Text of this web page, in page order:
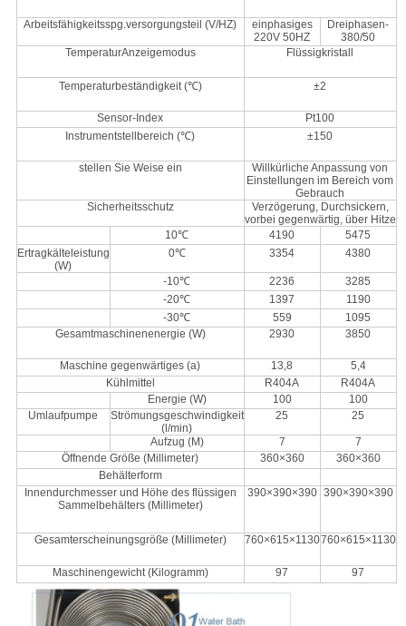
Arbeitsfähigkeitsspg.versorgungsteil (V/HZ)
einphasiges
220V 50HZ
Dreiphasen-
380/50
TemperaturAnzeigemodus
Flüssigkristall
Temperaturbeständigkeit (℃) ±2
Sensor-Index
Pt100
Instrumentstellbereich (℃)
±150
stellen Sie Weise ein
Willkürliche Anpassung von
Einstellungen im Bereich vom
Gebrauch
Sicherheitsschutz
Verzögerung, Durchsickern,
vorbei gegenwärtig, über Hitze
10℃
4190
5475
Ertragkälteleistung
(W)
0℃ 3354 4380
-10℃ 2236
3285
-20℃
1397
1190
-30℃
559
1095
Gesamtmaschinenenergie (W)
2930 3850
Maschine gegenwärtiges (a) 13,8
5,4
Kühlmittel
R404A
R404A
Energie (W)
100
100
Umlaufpumpe
Strömungsgeschwindigkeit
(l/min)
25 25
Aufzug (M) 7
7
Öffnende Größe (Millimeter)
360×360
360×360
Behälterform
Innendurchmesser und Höhe des flüssigen
Sammelbehälters (Millimeter)
390×390×390 390×390×390
Gesamterscheinungsgröße (Millimeter) 760×615×1130760×615×1130
Maschinengewicht (Kilogramm) 97 97